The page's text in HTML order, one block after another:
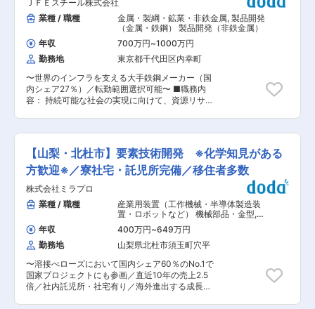
が幅広いことが特徴です。 ■魅力ポイント ・リ
サイクルプロセスの開発により、持続可能な社会
の実現に貢献できます（当社GはE-Scrap処理能
力世界No1、16万トン／年）。 ・新プロセスの設
備化を通じて、自身の開発成果が生産設備として
永く残り、自身の開発成果が安定操業、事業の発
展に繋がります。 ・イノベーションセンターには
多くの研究者がおり、専門集団の中で業務を遂行
することで、新たな知見の獲得や成長に繋がりま
新プロセスの研究開発と、新規事業に通じる新た
な発想の研究開発、技術開発を実行しています。
意識しており、メガトレンドや市場動向を捉えた
テーマ設定を行っています。研究員の自主性を重
んじており、自発的なテーマ提案を推奨する文化
があります。 変更の範囲：本文参照
の実現に向けて、資源リサイクルや副生成物有効
活用により、サステナブルな社会を目指した開発
に取り組んでおり、より開発に力を入れて行きた
いと考えております。 【具体例】 ◇スラグを利
用したセメントやコンクリートの研究開発 ◇セメ
ント、コンクリート用スラグ製品の製造技術開発
（カーボンニュートラル技術など） ◇耐火物（鉄
鋼工業、高温重化学工業、各種反応容器の内張り
に用いられる耐熱材料）の研究開発 など ■ポジ
ションの魅力：無機化学・材料に関する開発・研
究にかかわりながら、様々な経験、知識を習得す
個人の希望に応じて様々なキャリア形成が可能で
す。 ■働きがい：鉄づくりとその技術を通して豊
かな地球の未来に貢献している会社です。変化の
激しい素材業界であり新商品、DX、GX などの観
点で様々な研究開発を行っています。これらの新
領域における研究開発はもちろん、商品化や工場
での工程化・実機化という最終段階まで携わる機
会があり、達成感を得られる仕事が多いです。 ■
転勤について：ご本人のご思考性に応じて、全国
拠点にて活躍の場を広げられるグローバル総合職
（全国転勤あり）と拠点を各エリアに絞って腰を
据えて就業ができるリージョナル総合職（各エリ
ア内での転勤に限定）を選択できます。 ■同社の
ＪＦＥスチール株式会社
業種 / 職種
金属・製綱・鉱業・非鉄金属, 製品開発
（金属・鉄鋼） 製品開発（非鉄金属）
年収
700万円~1000万円
勤務地
東京都千代田区内幸町
〜世界のインフラを支える大手鉄鋼メーカー（国
内シェア27％）／転勤範囲選択可能〜 ■職務内
容： 持続可能な社会の実現に向けて、資源リサイ
に力を入れていきたいと考えております。鉄鋼製
造の工程で生成するスラグや製鉄工程に欠かせな
い耐火物など鉄鋼にかかわる無機物・セラミック
スに関する研究開発を担って頂きます。 【具体
例】 ◇新材料開発とその実用化（文献・特許調
査、ラボ実験、試作、実機試験） ◇操業条件や
CO2発生量削減（断熱性）を考慮した耐火物の利
用技術開発 ◇試作品の評価（成型性、強度測定、
耐熱性評価、SEM観察、X線回析による解析な
ど） ■働きがい： 同社は鉄づくりとその技術を
通して豊かな地球の未来に貢献している会社で
す。変化の激しい素材業界であり新商品、
DX（デジタルトランスフォーメーション）、
GX（グリーントランスフォーメーション）など
の観点で様々な研究開発を行っています。これら
の新領域における研究開発はもちろん、商品化や
【山梨・北杜市】要素技術開発 ※化学知見がある
方歓迎※／寮社宅・託児所完備／移住者多数
株式会社ミラプロ
業種 / 職種
産業用装置（工作機械・半導体製造装
置・ロボットなど） 機械部品・金型,
基礎研究・先行開発・要素技術開発
（機械） 製品開発（金属・鉄鋼）
年収 400万円~649万円
勤務地
山梨県北杜市須玉町穴平
〜溶接べローズにおいて国内シェア60％のNo.1で
国家プロジェクトにも参画／直近10年の売上2.5
倍／社内託児所・社宅有り／海外進出する成長企